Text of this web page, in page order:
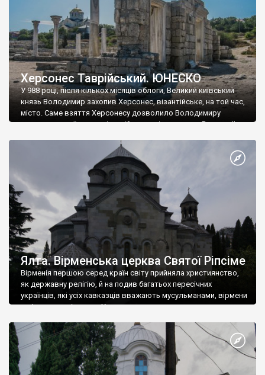
Херсонес Таврійський. ЮНЕСКО
У 988 році, після кількох місяців облоги, Великий київський
князь Володимир захопив Херсонес, візантійське, на той час,
місто. Саме взяття Херсонесу дозволило Володимиру
диктувати свої умови візантійському імператору Василю ІІ, та
Херсонесі Володимир-язичник, став Василем-християнином.
А потім було Хрещення Русі. На честь Херсонесу Таврійського
Ялта. Вірменська церква Святої Ріпсіме
Вірменія першою серед країн світу прийняла християнство,
як державну релігію, й на подив багатьох пересічних
українців, які усіх кавказців вважають мусульманами, вірмени
є відданими вірянами Христа